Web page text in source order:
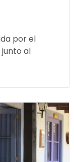
por el
junto al